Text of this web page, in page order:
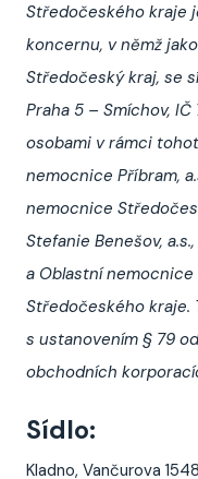
Středočeského kraje
koncernu, v němž
Středočeský kraj, se
Praha 5 – Smíchov,
osobami v rámci
nemocnice Příbram,
nemocnice
Stefanie Benešov,
a Oblastní nemocnice
Středočeského kraje.
s ustanovením § 79
obchodních
Sídlo:
Kladno, Vančurova